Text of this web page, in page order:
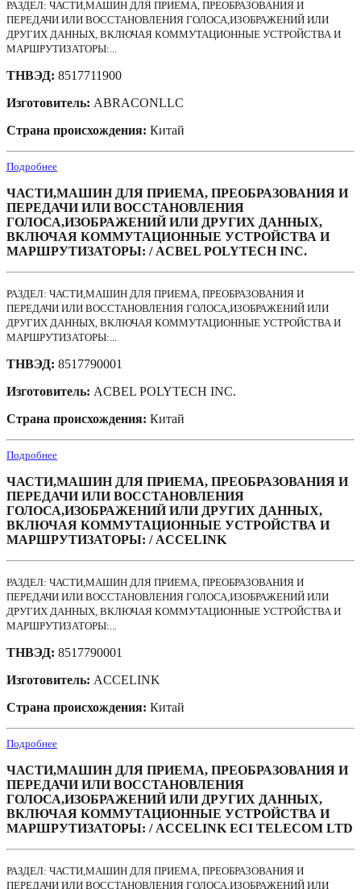
РАЗДЕЛ: ЧАСТИ,МАШИН ДЛЯ ПРИЕМА, ПРЕОБРАЗОВАНИЯ И
ПЕРЕДАЧИ ИЛИ ВОССТАНОВЛЕНИЯ ГОЛОСА,ИЗОБРАЖЕНИЙ ИЛИ
ДРУГИХ ДАННЫХ, ВКЛЮЧАЯ КОММУТАЦИОННЫЕ УСТРОЙСТВА И
МАРШРУТИЗАТОРЫ:...
ТНВЭД: 8517711900
Изготовитель: ABRACONLLC
Страна происхождения: Китай
Подробнее
ЧАСТИ,МАШИН ДЛЯ ПРИЕМА, ПРЕОБРАЗОВАНИЯ И
ПЕРЕДАЧИ ИЛИ ВОССТАНОВЛЕНИЯ
ГОЛОСА,ИЗОБРАЖЕНИЙ ИЛИ ДРУГИХ ДАННЫХ,
ВКЛЮЧАЯ КОММУТАЦИОННЫЕ УСТРОЙСТВА И
МАРШРУТИЗАТОРЫ: / ACBEL POLYTECH INC.
РАЗДЕЛ: ЧАСТИ,МАШИН ДЛЯ ПРИЕМА, ПРЕОБРАЗОВАНИЯ И
ПЕРЕДАЧИ ИЛИ ВОССТАНОВЛЕНИЯ ГОЛОСА,ИЗОБРАЖЕНИЙ ИЛИ
ДРУГИХ ДАННЫХ, ВКЛЮЧАЯ КОММУТАЦИОННЫЕ УСТРОЙСТВА И
МАРШРУТИЗАТОРЫ:...
ТНВЭД: 8517790001
Изготовитель: ACBEL POLYTECH INC.
Страна происхождения: Китай
Подробнее
ЧАСТИ,МАШИН ДЛЯ ПРИЕМА, ПРЕОБРАЗОВАНИЯ И
ПЕРЕДАЧИ ИЛИ ВОССТАНОВЛЕНИЯ
ГОЛОСА,ИЗОБРАЖЕНИЙ ИЛИ ДРУГИХ ДАННЫХ,
ВКЛЮЧАЯ КОММУТАЦИОННЫЕ УСТРОЙСТВА И
МАРШРУТИЗАТОРЫ: / ACCELINK
РАЗДЕЛ: ЧАСТИ,МАШИН ДЛЯ ПРИЕМА, ПРЕОБРАЗОВАНИЯ И
ПЕРЕДАЧИ ИЛИ ВОССТАНОВЛЕНИЯ ГОЛОСА,ИЗОБРАЖЕНИЙ ИЛИ
ДРУГИХ ДАННЫХ, ВКЛЮЧАЯ КОММУТАЦИОННЫЕ УСТРОЙСТВА И
МАРШРУТИЗАТОРЫ:...
ТНВЭД: 8517790001
Изготовитель: ACCELINK
Страна происхождения: Китай
Подробнее
ЧАСТИ,МАШИН ДЛЯ ПРИЕМА, ПРЕОБРАЗОВАНИЯ И
ПЕРЕДАЧИ ИЛИ ВОССТАНОВЛЕНИЯ
ГОЛОСА,ИЗОБРАЖЕНИЙ ИЛИ ДРУГИХ ДАННЫХ,
ВКЛЮЧАЯ КОММУТАЦИОННЫЕ УСТРОЙСТВА И
МАРШРУТИЗАТОРЫ: / ACCELINK ECI TELECOM LTD
РАЗДЕЛ: ЧАСТИ,МАШИН ДЛЯ ПРИЕМА, ПРЕОБРАЗОВАНИЯ И
ПЕРЕДАЧИ ИЛИ ВОССТАНОВЛЕНИЯ ГОЛОСА,ИЗОБРАЖЕНИЙ ИЛИ